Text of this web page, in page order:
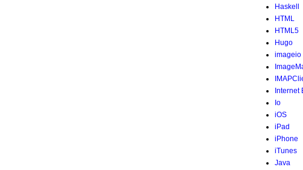
Haskell
HTML
HTML5
Hugo
imageio
Internet
Io
iOS
iPad
iPhone
iTunes
Java